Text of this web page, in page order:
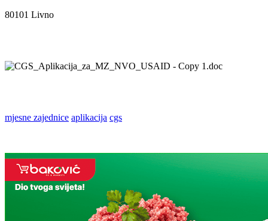
80101 Livno
mjesne zajednice aplikacija cgs